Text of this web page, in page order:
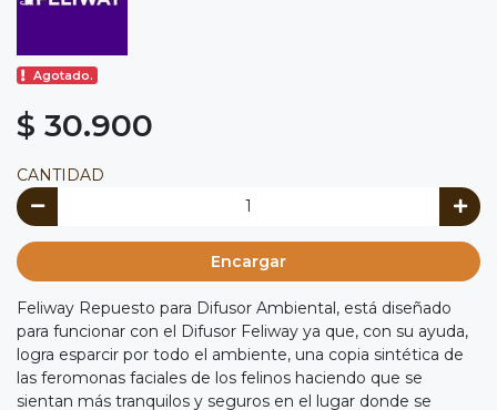
Agotado.
$ 30.900
CANTIDAD
Encargar
Feliway Repuesto para Difusor Ambiental, está diseñado
para funcionar con el Difusor Feliway ya que, con su ayuda,
logra esparcir por todo el ambiente, una copia sintética de
las feromonas faciales de los felinos haciendo que se
sientan más tranquilos y seguros en el lugar donde se